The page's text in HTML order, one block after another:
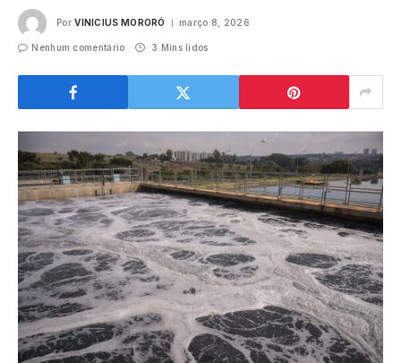
Por VINICIUS MORORÓ março 8, 2026
Nenhum comentário 3 Mins lidos